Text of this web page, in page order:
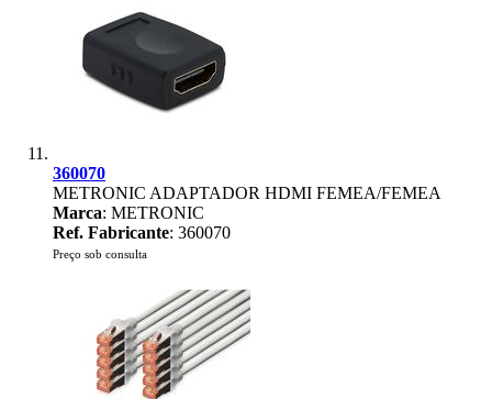
360070
METRONIC ADAPTADOR HDMI FEMEA/FEMEA
Marca: METRONIC
Ref. Fabricante: 360070
Preço sob consulta